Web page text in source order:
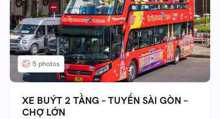
5 photos
XE BUÝT 2 TẦNG – TUYẾN SÀI GÒN –
CHỢ LỚN